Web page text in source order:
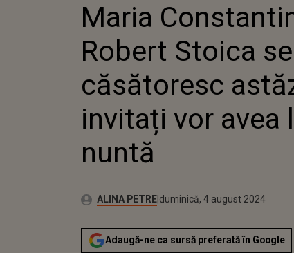
CÂȚI
Maria
Robert Stoica se
căsătoresc
invitați vor avea
nuntă
Autor:ALINA PETREPublicat:
vineri, 4 august 2023
Actualizat:
duminică, 4 august 2024
Adaugă-ne ca sursă preferată în Google